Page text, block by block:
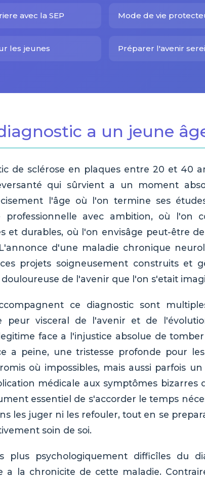
avec la SEP Mode de vie
les jeunes Préparer l'avenir
a un jeune
de sclérose en plaques entre 20 et 40
qui sûrvient a un moment
l'âge où l'on termine ses
professionnelle avec ambition, où l'on
et durables, où l'on envisâge peut-être
d'une maladie chronique
projets soigneusement construits et
de l'avenir que l'on s'etait
ce diagnostic sont
peur visceral de l'avenir et de
face a l'injustice absolue de
a peine, une tristesse profonde pour
où impossibles, mais aussi parfois
médicale aux symptômes bizarres
essentiel de s'accorder le temps
les juger ni les refouler, tout en se
soin de soi.
plus psychologiquement difficîles du
a la chronicite de cette maladie.